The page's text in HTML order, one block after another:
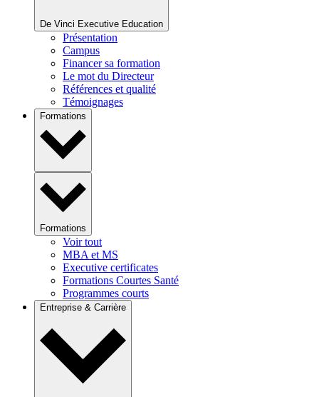
De Vinci Executive Education
Présentation
Campus
Financer sa formation
Le mot du Directeur
Références et qualité
Témoignages
Formations
Formations
Voir tout
MBA et MS
Executive certificates
Formations Courtes Santé
Programmes courts
Entreprise & Carrière